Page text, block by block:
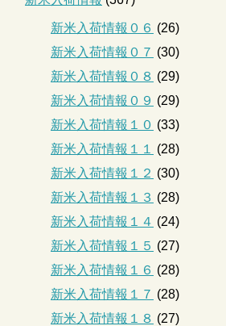
新米入荷情報０６ (26)
新米入荷情報０７ (30)
新米入荷情報０８ (29)
新米入荷情報０９ (29)
新米入荷情報１０ (33)
新米入荷情報１１
(28)
新米入荷情報１２ (30)
新米入荷情報１３ (28)
新米入荷情報１４ (24)
新米入荷情報１５ (27)
新米入荷情報１６ (28)
新米入荷情報１７ (28)
新米入荷情報１８ (27)